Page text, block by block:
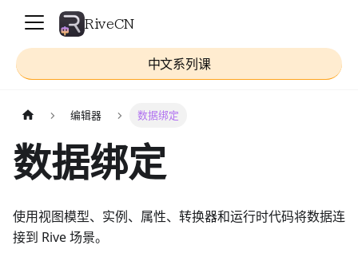
RiveCN
中文系列课
编辑器 数据绑定
数据绑定
使用视图模型、实例、属性、转换器和运行时代码将数据连
接到 Rive 场景。